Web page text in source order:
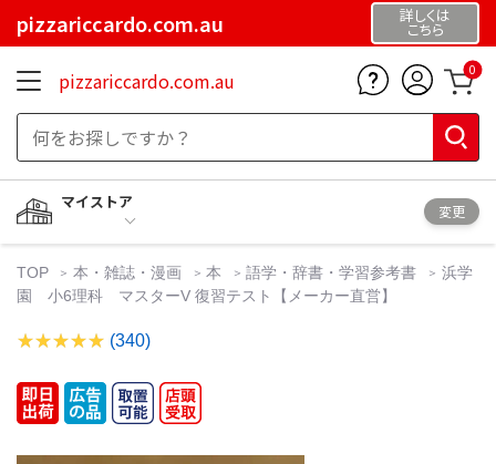
pizzariccardo.com.au 詳しくは
こちら
pizzariccardo.com.au 0
マイストア
変更
TOP 本・雑誌・漫画 本 語学・辞書・学習参考書
浜学
園 小6理科 マスターV 復習テスト【メーカー直営】
(340)